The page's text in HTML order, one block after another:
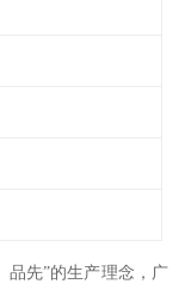
品先”的生产理念，广